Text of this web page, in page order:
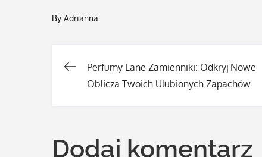
By Adrianna
Nawigacja
Perfumy Lane Zamienniki: Odkryj Nowe
Oblicza Twoich Ulubionych Zapachów
Dodaj komentarz